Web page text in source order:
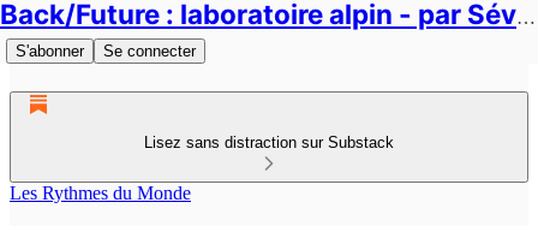
Back/Future : laboratoire alpin - par Séverin Duc
S'abonner Se connecter
Lisez sans distraction sur Substack
Les Rythmes du Monde